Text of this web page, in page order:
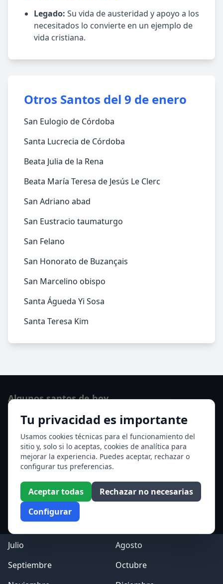
Legado: Su vida de austeridad y apoyo a los
necesitados lo convierte en un ejemplo de
vida cristiana.
Otros Santos del 9 de enero
San Eulogio de Córdoba
Santa Lucrecia de Córdoba
Beata Julia de la Rena
Beata María Teresa de Jesús Le Clerc
San Adriano abad
San Eustracio taumaturgo
San Felano
San Honorato de Buzançais
San Marcelino obispo
Santa Águeda Yi Sosa
Santa Teresa Kim
Tu privacidad es importante
Usamos cookies técnicas para el funcionamiento del
sitio y, solo si lo aceptas, cookies de analítica para
mejorar la experiencia. Puedes aceptar, rechazar o
configurar tus preferencias.
Aceptar todas
Rechazar no necesarias
Configurar
Algunos santos de hoy
San Hormisda papa
Ver todos los santos de hoy
Acceso a los Meses
Enero
Febrero
Marzo
Abril
Mayo
Julio
Agosto
Septiembre
Octubre